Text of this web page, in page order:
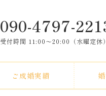
090-4797-
受付時間 11:00〜20:00（水曜定休）
ご成婚実績